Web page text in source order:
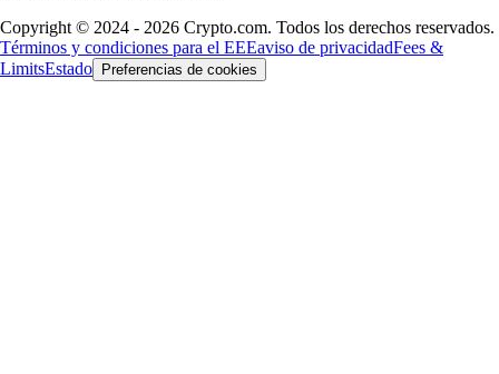
Copyright © 2024 - 2026 Crypto.com. Todos los derechos reservados.
Términos y condiciones para el EEEaviso de privacidadFees &
LimitsEstado Preferencias de cookies